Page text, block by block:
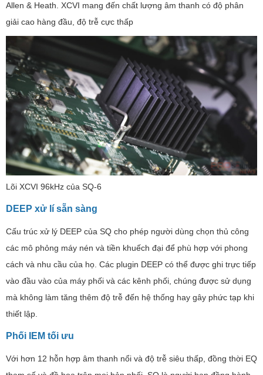
Allen & Heath. XCVI mang đến chất lượng âm thanh có độ phân
giải cao hàng đầu, độ trễ cực thấp
Lõi XCVI 96kHz của SQ-6
DEEP xử lí sẵn sàng
Cấu trúc xử lý DEEP của SQ cho phép người dùng chọn thủ công
các mô phỏng máy nén và tiền khuếch đại để phù hợp với phong
cách và nhu cầu của họ. Các plugin DEEP có thể được ghi trực tiếp
vào đầu vào của máy phối và các kênh phối, chúng được sử dụng
mà không làm tăng thêm độ trễ đến hệ thống hay gây phức tạp khi
thiết lập.
Phối IEM tối ưu
Với hơn 12 hỗn hợp âm thanh nổi và độ trễ siêu thấp, đồng thời EQ